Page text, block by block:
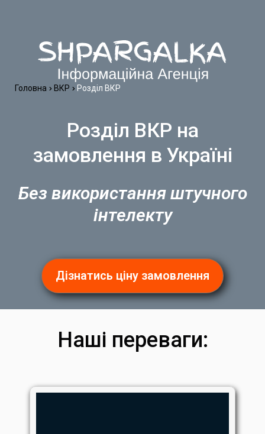
Розділ ВКР на
замовлення в Україні
Без використання штучного
інтелекту
Дізнатись ціну замовлення
Головна ВКР Розділ ВКР
Наші переваги: